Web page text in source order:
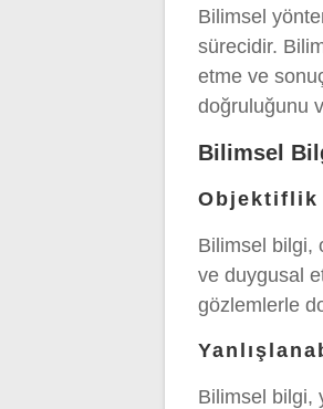
Bilimsel
sürecidir.
etme ve
doğruluğunu
Bilimsel
Objektiflik
Bilimsel bilgi,
ve duygusal
gözlemlerle
Bilimsel bilgi,